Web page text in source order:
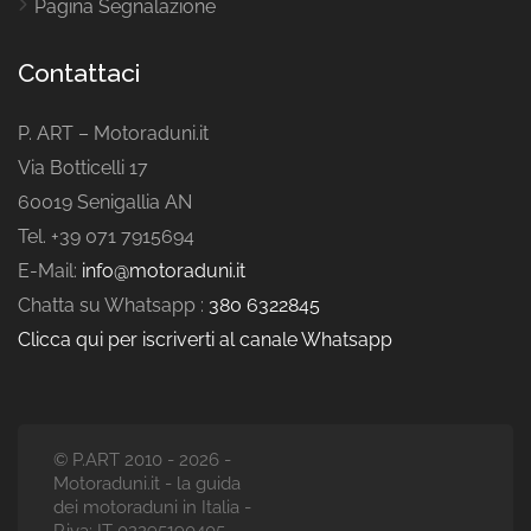
Pagina Segnalazione
Contattaci
P. ART – Motoraduni.it
Via Botticelli 17
60019 Senigallia AN
Tel. +39 071 7915694
E-Mail: info@motoraduni.it
Chatta su Whatsapp : 380 6322845
Clicca qui per iscriverti al canale Whatsapp
© P.ART 2010 - 2026 -
Motoraduni.it - la guida
dei motoraduni in Italia -